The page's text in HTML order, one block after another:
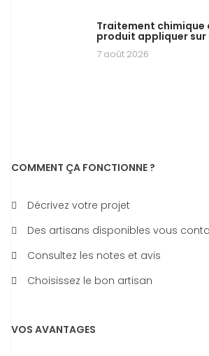
Traitement chimique
produit appliquer sur
7 août 2026
COMMENT ÇA FONCTIONNE ?
Décrivez votre projet
Des artisans disponibles vous
Consultez les notes et avis
Choisissez le bon artisan
VOS AVANTAGES